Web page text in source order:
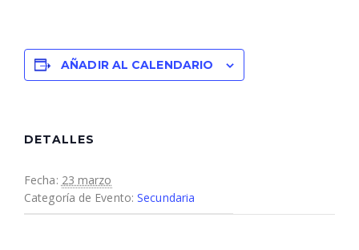
AÑADIR AL CALENDARIO
DETALLES
Fecha: 23 marzo
Categoría de Evento: Secundaria